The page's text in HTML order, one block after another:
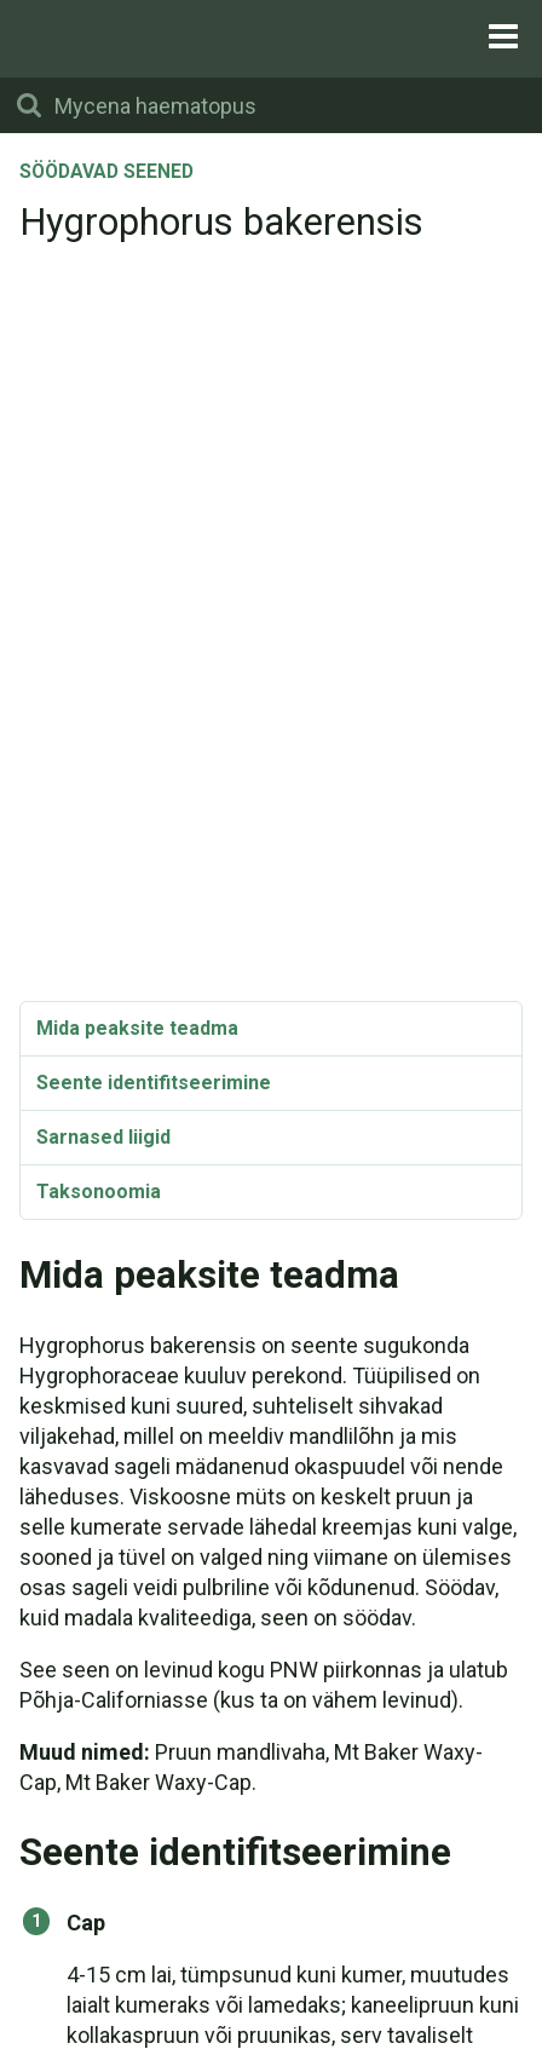
SÖÖDAVAD SEENED
Hygrophorus bakerensis
Mida peaksite teadma
Seente identifitseerimine
Sarnased liigid
Taksonoomia
Mida peaksite teadma
Hygrophorus bakerensis on seente sugukonda
Hygrophoraceae kuuluv perekond. Tüüpilised on
keskmised kuni suured, suhteliselt sihvakad
viljakehad, millel on meeldiv mandlilõhn ja mis
kasvavad sageli mädanenud okaspuudel või nende
läheduses. Viskoosne müts on keskelt pruun ja
selle kumerate servade lähedal kreemjas kuni valge,
sooned ja tüvel on valged ning viimane on ülemises
osas sageli veidi pulbriline või kõdunenud. Söödav,
kuid madala kvaliteediga, seen on söödav.
See seen on levinud kogu PNW piirkonnas ja ulatub
Põhja-Californiasse (kus ta on vähem levinud).
Muud nimed: Pruun mandlivaha, Mt Baker Waxy-
Cap, Mt Baker Waxy-Cap.
Seente identifitseerimine
Cap
4-15 cm lai, tümpsunud kuni kumer, muutudes
laialt kumeraks või lamedaks; kaneelipruun kuni
kollakaspruun või pruunikas, serv tavaliselt